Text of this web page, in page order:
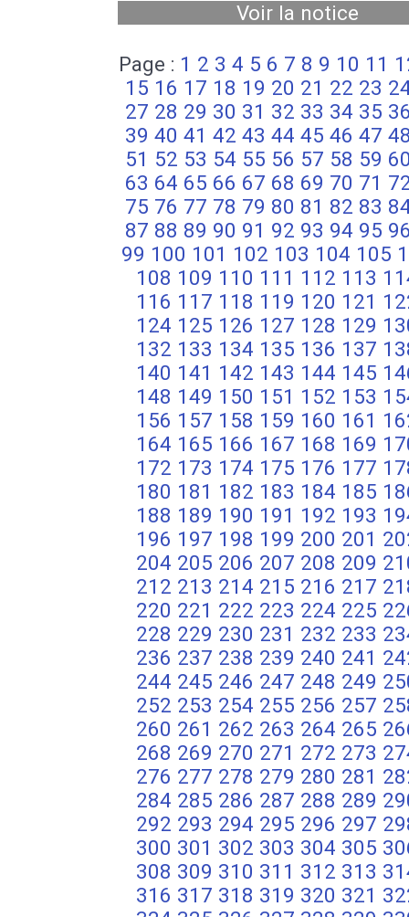
Voir la notice
Page : 1 2 3 4 5 6 7 8 9 10 11
15 16 17 18 19 20 21 22 23
27 28 29 30 31 32 33 34 35
39 40 41 42 43 44 45 46 47
51 52 53 54 55 56 57 58 59
63 64 65 66 67 68 69 70 71
75 76 77 78 79 80 81 82 83
87 88 89 90 91 92 93 94 95
99 100 101 102 103 104 105
108 109 110 111 112 113
116 117 118 119 120 121
124 125 126 127 128 129
132 133 134 135 136 137
140 141 142 143 144 145
148 149 150 151 152 153
156 157 158 159 160 161
164 165 166 167 168 169
172 173 174 175 176 177
180 181 182 183 184 185
188 189 190 191 192 193
196 197 198 199 200 201
204 205 206 207 208 209
212 213 214 215 216 217
220 221 222 223 224 225
228 229 230 231 232 233
236 237 238 239 240 241
244 245 246 247 248 249
252 253 254 255 256 257
260 261 262 263 264 265
268 269 270 271 272 273
276 277 278 279 280 281
284 285 286 287 288 289
292 293 294 295 296 297
300 301 302 303 304 305
308 309 310 311 312 313
316 317 318 319 320 321